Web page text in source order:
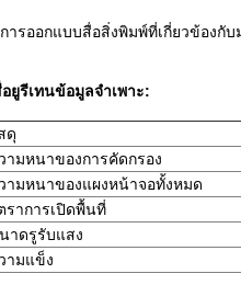
ารออกแบบสื่อสิ่งพิมพ์ที่เกี่ยวข้องกั
อยูรีเทนข้อมูลจำเพาะ:
ดุ
ามหนาของการคัดกรอง
ามหนาของแผงหน้าจอทั้งหมด
ราการเปิดพื้นที่
าดรูรับแสง
ามแข็ง